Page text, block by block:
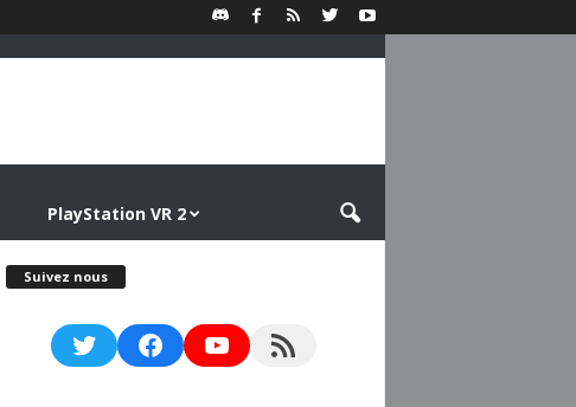
PlayStation VR 2
Suivez nous
TwitterFacebookYouTubeRSS Feed